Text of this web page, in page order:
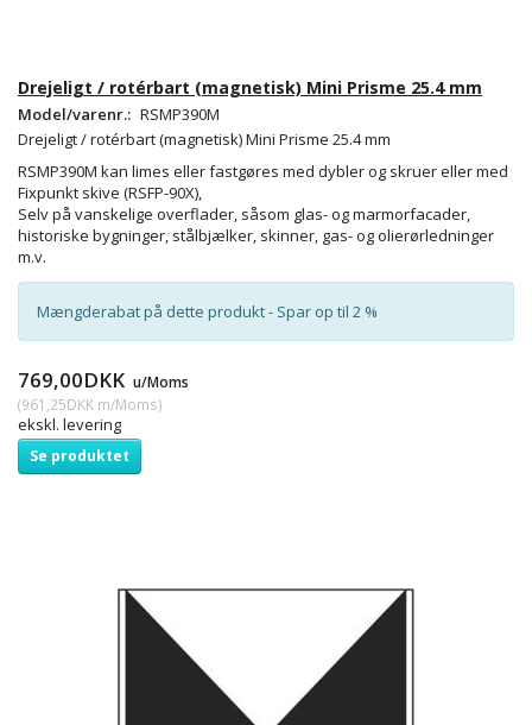
Drejeligt / rotérbart (magnetisk) Mini Prisme 25.4 mm
Model/varenr.: RSMP390M
Drejeligt / rotérbart (magnetisk) Mini Prisme 25.4 mm
RSMP390M kan limes eller fastgøres med dybler og skruer eller med
Fixpunkt skive (RSFP-90X),
Selv på vanskelige overflader, såsom glas- og marmorfacader,
historiske bygninger, stålbjælker, skinner, gas- og olierørledninger
m.v.
Mængderabat på dette produkt - Spar op til 2 %
769,00DKK u/Moms
(961,25DKK m/Moms)
ekskl. levering
Se produktet